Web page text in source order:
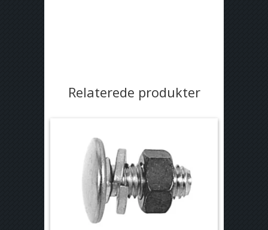
Relaterede produkter